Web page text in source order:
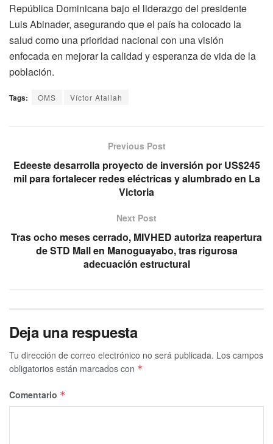
República Dominicana bajo el liderazgo del presidente
Luis Abinader, asegurando que el país ha colocado la
salud como una prioridad nacional con una visión
enfocada en mejorar la calidad y esperanza de vida de la
población.
Tags: OMS Víctor Atallah
Previous Post
Edeeste desarrolla proyecto de inversión por US$245
mil para fortalecer redes eléctricas y alumbrado en La
Victoria
Next Post
Tras ocho meses cerrado, MIVHED autoriza reapertura
de STD Mall en Manoguayabo, tras rigurosa
adecuación estructural
Deja una respuesta
Tu dirección de correo electrónico no será publicada. Los campos
obligatorios están marcados con *
Comentario *